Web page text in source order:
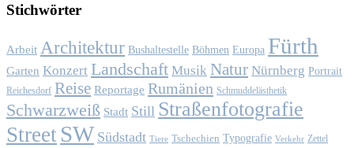
Stich­wör­ter
Arbeit Architektur Bushaltestelle Böhmen Europa Fürth
Garten Konzert Landschaft Musik Natur Nürnberg Portrait
Reichesdorf Reise Reportage Rumänien Schmuddelästhetik
Schwarzweiß Stadt Still Straßenfotografie
Street SW Südstadt Tiere Tschechien Typografie Verkehr Zettel